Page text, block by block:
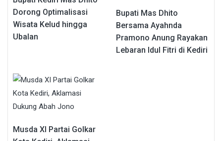
Dorong Optimalisasi
Wisata Kelud hingga
Ubalan
Bupati Mas Dhito
Bersama Ayahnda
Pramono Anung Rayakan
Lebaran Idul Fitri di Kediri
Musda XI Partai Golkar